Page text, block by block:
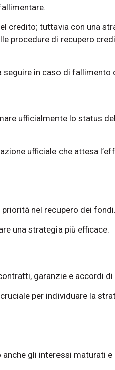
credito; tuttavia con una
procedure di recupero
in caso di fallimento
ufficialmente lo status
ufficiale che attesa
nel recupero dei fondi.
una strategia più efficace.
garanzie e accordi di
per individuare la
gli interessi maturati e